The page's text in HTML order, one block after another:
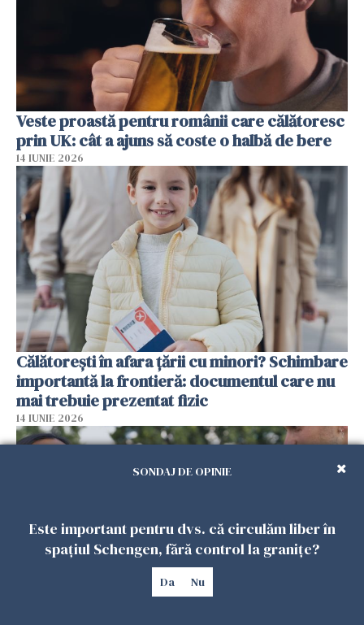
Veste proastă pentru românii care călătoresc
prin UK: cât a ajuns să coste o halbă de bere
14 IUNIE 2026
Călătorești în afara țării cu minori? Schimbare
importantă la frontieră: documentul care nu
mai trebuie prezentat fizic
14 IUNIE 2026
SONDAJ DE OPINIE
Este important pentru dvs. că circulăm liber în
spațiul Schengen, fără control la granițe?
Da Nu